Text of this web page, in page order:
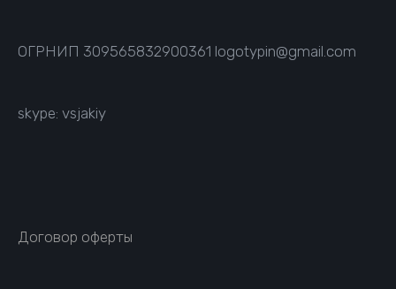
ОГРНИП 309565832900361 logotypin@gmail.com
skype: vsjakiy
Договор оферты